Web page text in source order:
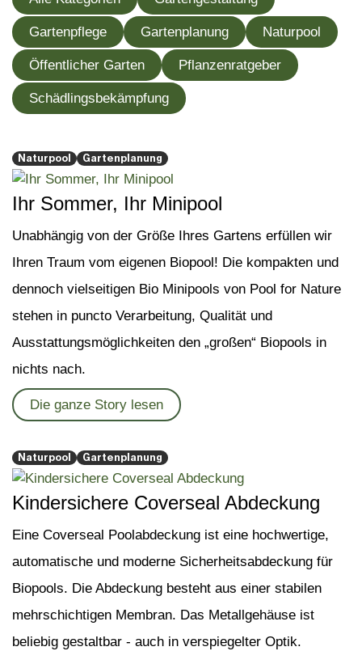
Gartenpflege Gartenplanung Naturpool
Öffentlicher Garten Pflanzenratgeber
Schädlingsbekämpfung
Naturpool Gartenplanung
Ihr Sommer, Ihr Minipool
Unabhängig von der Größe Ihres Gartens erfüllen wir
Ihren Traum vom eigenen Biopool! Die kompakten und
dennoch vielseitigen Bio Minipools von Pool for Nature
stehen in puncto Verarbeitung, Qualität und
Ausstattungsmöglichkeiten den „großen“ Biopools in
nichts nach.
Die ganze Story lesen
Naturpool Gartenplanung
Kindersichere Coverseal Abdeckung
Eine Coverseal Poolabdeckung ist eine hochwertige,
automatische und moderne Sicherheitsabdeckung für
Biopools. Die Abdeckung besteht aus einer stabilen
mehrschichtigen Membran. Das Metallgehäuse ist
beliebig gestaltbar - auch in verspiegelter Optik.